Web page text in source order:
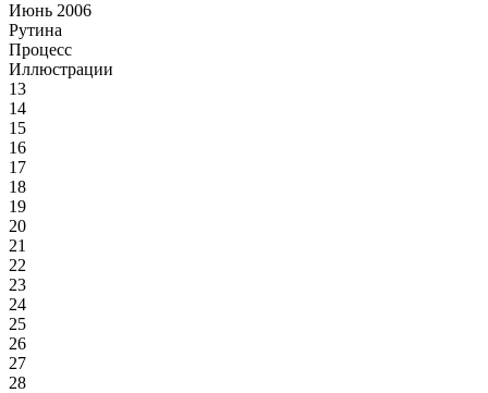
Июнь 2006
Рутина
Процесс
Иллюстрации
13
14
15
16
17
18
19
20
21
22
23
24
25
26
27
28